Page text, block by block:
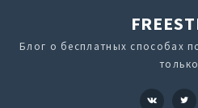
Блог о бесплатных способах
VK